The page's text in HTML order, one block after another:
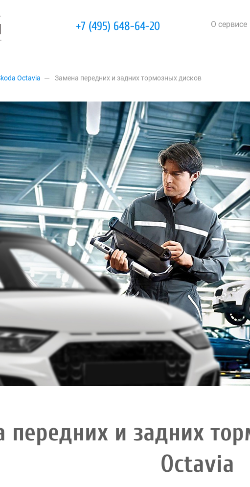
+7 (495) 648-64-20 О сервисе
Octavia Замена передних и задних тормозных дисков
передних и задних
Octavia